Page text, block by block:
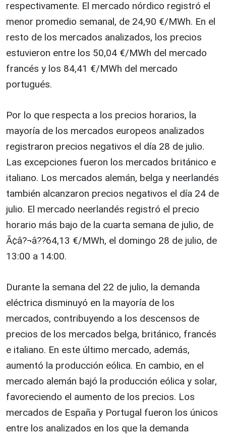
respectivamente. El mercado nórdico registró el
menor promedio semanal, de 24,90 €/MWh. En el
resto de los mercados analizados, los precios
estuvieron entre los 50,04 €/MWh del mercado
francés y los 84,41 €/MWh del mercado
portugués.
Por lo que respecta a los precios horarios, la
mayoría de los mercados europeos analizados
registraron precios negativos el día 28 de julio.
Las excepciones fueron los mercados británico e
italiano. Los mercados alemán, belga y neerlandés
también alcanzaron precios negativos el día 24 de
julio. El mercado neerlandés registró el precio
horario más bajo de la cuarta semana de julio, de
Ã¢â?¬â??64,13 €/MWh, el domingo 28 de julio, de
13:00 a 14:00.
Durante la semana del 22 de julio, la demanda
eléctrica disminuyó en la mayoría de los
mercados, contribuyendo a los descensos de
precios de los mercados belga, británico, francés
e italiano. En este último mercado, además,
aumentó la producción eólica. En cambio, en el
mercado alemán bajó la producción eólica y solar,
favoreciendo el aumento de los precios. Los
mercados de España y Portugal fueron los únicos
entre los analizados en los que la demanda